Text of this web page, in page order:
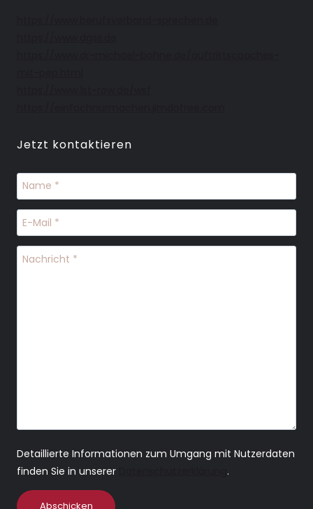
Jetzt kontaktieren
Detaillierte Informationen zum Umgang mit Nutzerdaten
finden Sie in unserer
.